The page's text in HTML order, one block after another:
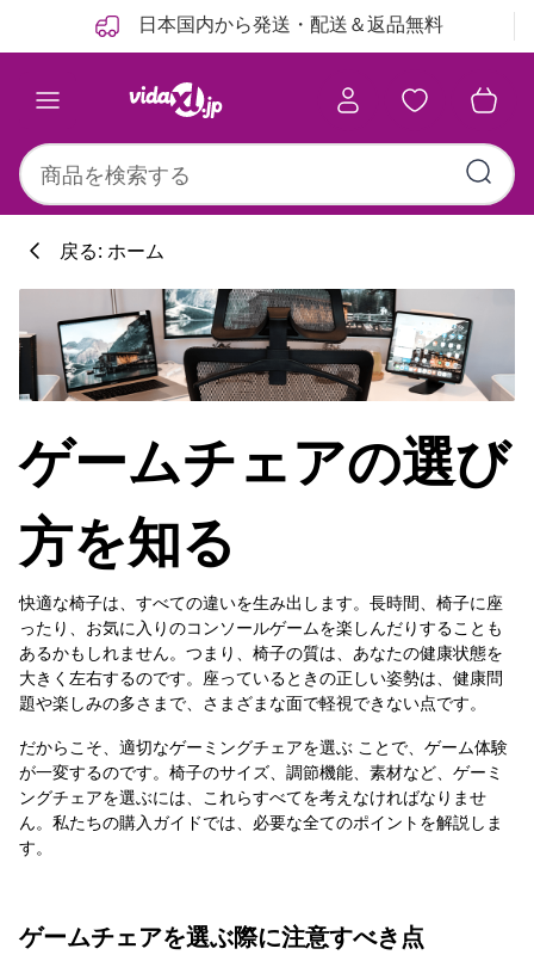
日本国内から発送・配送＆返品無料
戻る: ホーム
ゲームチェアの選び
方を知る
快適な椅子は、すべての違いを生み出します。長時間、椅子に座
ったり、お気に入りのコンソールゲームを楽しんだりすることも
あるかもしれません。つまり、椅子の質は、あなたの健康状態を
大きく左右するのです。座っているときの正しい姿勢は、健康問
題や楽しみの多さまで、さまざまな面で軽視できない点です。
だからこそ、適切なゲーミングチェアを選ぶ ことで、ゲーム体験
が一変するのです。椅子のサイズ、調節機能、素材など、ゲーミ
ングチェアを選ぶには、これらすべてを考えなければなりませ
ん。私たちの購入ガイドでは、必要な全てのポイントを解説しま
す。
ゲームチェアを選ぶ際に注意すべき点